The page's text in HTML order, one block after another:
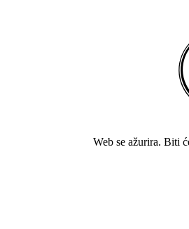
Web se ažurira. Biti